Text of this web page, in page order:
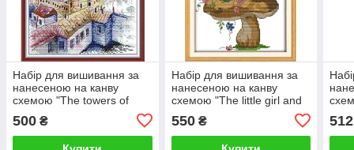
Набір для вишивання за
нанесеною на канву
схемою "The towers of
Tallinn".AIDA 14CT printed,
22*29 см
500 ₴
Набір для вишивання за
нанесеною на канву
схемою "The little girl and
printed, 22*32 см
550₴ 512